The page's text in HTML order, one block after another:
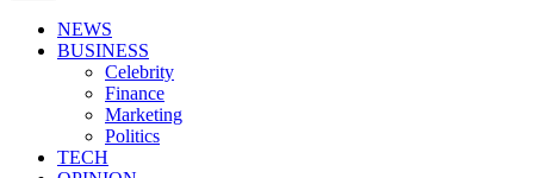
NEWS
BUSINESS
Celebrity
Finance
Marketing
Politics
TECH